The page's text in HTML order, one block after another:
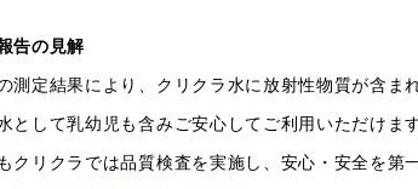
告の見解
測定結果により、クリクラ水に放射性物質が含ま
として乳幼児も含みご安心してご利用いただけます
クリクラでは品質検査を実施し、安心・安全を第